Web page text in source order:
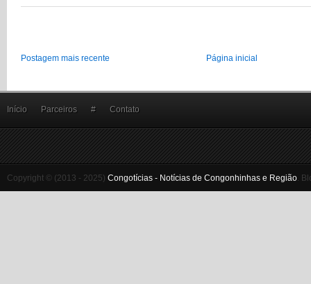
Postagem mais recente Página inicial
Início Parceiros # Contato
Copyright © (2013 - 2025) Congotícias - Notícias de Congonhinhas e Região.